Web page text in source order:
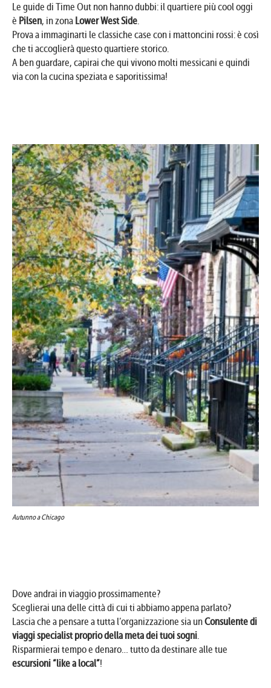
Le guide di Time Out non hanno dubbi: il quartiere più cool oggi
è Pilsen, in zona Lower West Side.
Prova a immaginarti le classiche case con i mattoncini rossi: è così
che ti accoglierà questo quartiere storico.
A ben guardare, capirai che qui vivono molti messicani e quindi
via con la cucina speziata e saporitissima!
Autunno a Chicago
Dove andrai in viaggio prossimamente?
Sceglierai una delle città di cui ti abbiamo appena parlato?
Lascia che a pensare a tutta l’organizzazione sia unConsulente di
viaggi specialist proprio della meta dei tuoi sogni.
Risparmierai tempo e denaro… tutto da destinare alle tue
escursioni “like a local”!